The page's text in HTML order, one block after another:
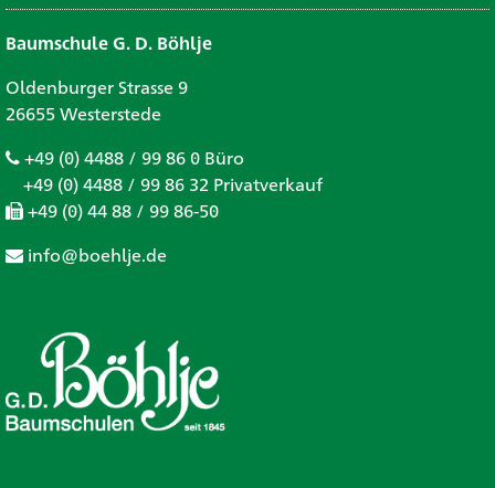
Baumschule G. D. Böhlje
Oldenburger Strasse 9
26655 Westerstede
+49 (0) 4488 / 99 86 0 Büro
+49 (0) 4488 / 99 86 32 Privatverkauf
+49 (0) 44 88 / 99 86-50
info@boehlje.de